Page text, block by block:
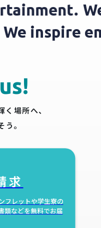
We
We
場所へ、
。
求
フレットや学生寮の
類などを無料でお届